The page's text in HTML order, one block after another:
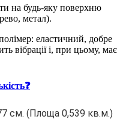
на будь-яку поверхню
метал).
еластичний, добре
вібрації і, при цьому, має
см. (Площа 0,539 кв.м.)